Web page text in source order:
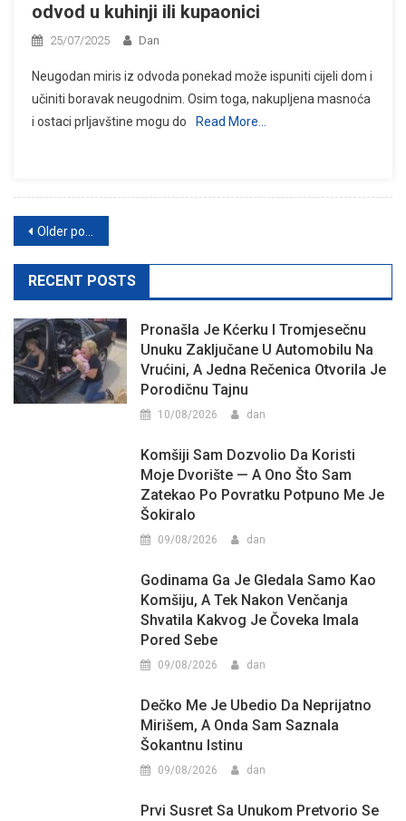
odvod u kuhinji ili kupaonici
25/07/2025 Dan
Neugodan miris iz odvoda ponekad može ispuniti cijeli dom i
učiniti boravak neugodnim. Osim toga, nakupljena masnoća
i ostaci prljavštine mogu do
Read More…
Posts
navigation
Older posts
RECENT POSTS
Pronašla Je Kćerku I Tromjesečnu
Unuku Zaključane U Automobilu Na
Vrućini, A Jedna Rečenica Otvorila Je
Porodičnu Tajnu
10/08/2026 dan
Komšiji Sam Dozvolio Da Koristi
Moje Dvorište — A Ono Što Sam
Zatekao Po Povratku Potpuno Me Je
Šokiralo
09/08/2026 dan
Godinama Ga Je Gledala Samo Kao
Komšiju, A Tek Nakon Venčanja
Shvatila Kakvog Je Čoveka Imala
Pored Sebe
09/08/2026 dan
Dečko Me Je Ubedio Da Neprijatno
Mirišem, A Onda Sam Saznala
Šokantnu Istinu
09/08/2026 dan
Prvi Susret Sa Unukom Pretvorio Se